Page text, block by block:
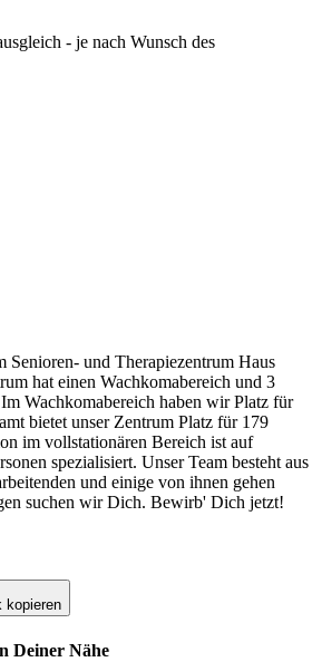
- je nach Wunsch des
und Therapiezentrum Haus
hat einen Wachkomabereich und 3
Wachkomabereich haben wir Platz für
bietet unser Zentrum Platz für 179
im vollstationären Bereich ist auf
spezialisiert. Unser Team besteht aus
und einige von ihnen gehen
suchen wir Dich. Bewirb' Dich jetzt!
kopieren
Deiner Nähe